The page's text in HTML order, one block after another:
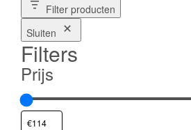
Filter producten
Sluiten
Filters
Prijs